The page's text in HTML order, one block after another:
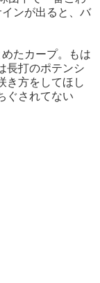
ンが出ると、バ
たカープ。もは
長打のポテンシ
き方をしてほし
ぐされてない